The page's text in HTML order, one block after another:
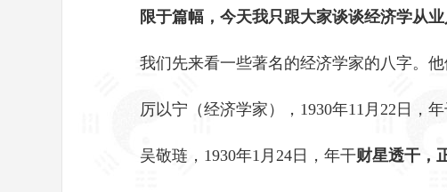
限于篇幅，今天我只跟大家谈谈经济学从业
我们先来看一些著名的经济学家的八字。
厉以宁（经济学家），1930年11月22日，
吴敬琏，1930年1月24日，年干财星透干，